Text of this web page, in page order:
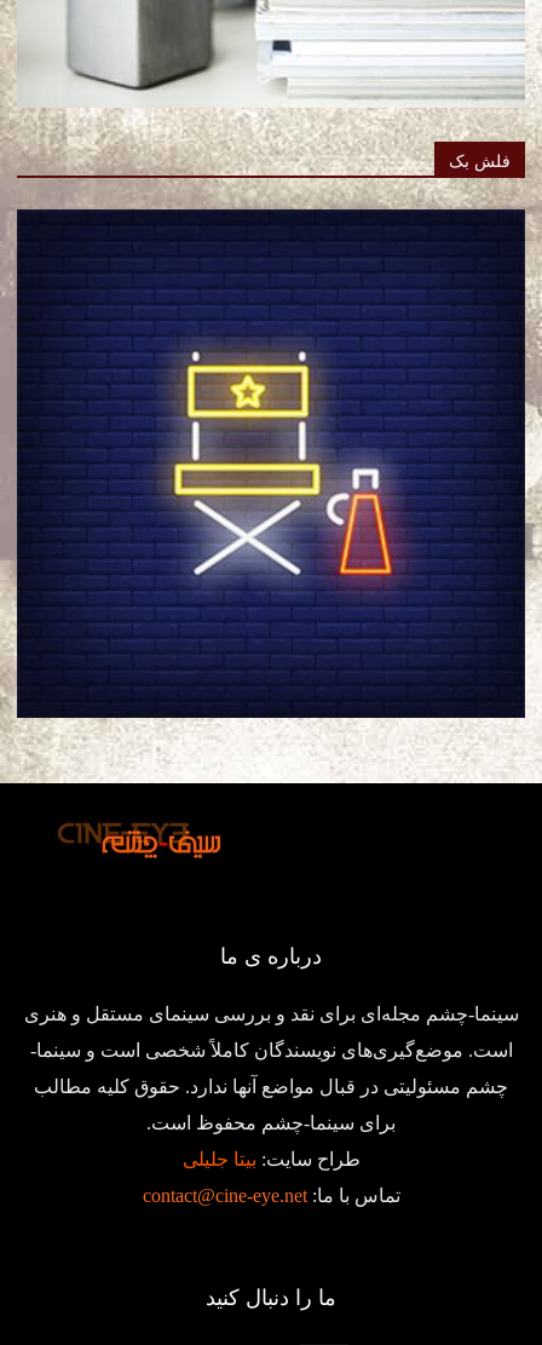
فلش بک
درباره ی ما
سینما-چشم مجله‌ای برای نقد و بررسی سینمای مستقل و هنری
است. موضع‌گیری‌های نویسندگان کاملاً شخصی است و سینما-
چشم مسئولیتی در قبال مواضع آنها ندارد. حقوق کلیه مطالب
برای سینما-چشم محفوظ است.
طراح سایت: بیتا جلیلی
تماس با ما:contact@cine-eye.net
ما را دنبال کنید